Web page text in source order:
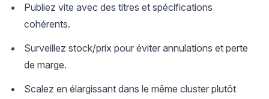
Publiez vite avec des titres et spécifications
cohérents.
Surveillez stock/prix pour éviter annulations et perte
de marge.
Scalez en élargissant dans le même cluster plutôt